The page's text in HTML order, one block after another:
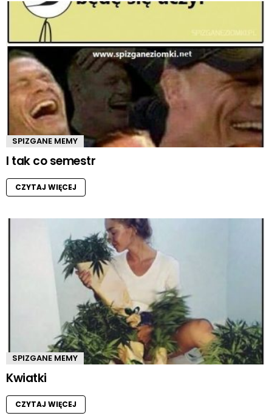
SPIZGANE MEMY
I tak co semestr
CZYTAJ WIĘCEJ
SPIZGANE MEMY
Kwiatki
CZYTAJ WIĘCEJ